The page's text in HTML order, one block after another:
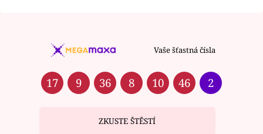
Vaše šťastná čísla
17 9 36 8 10 46 2
ZKUSTE ŠTĚSTÍ